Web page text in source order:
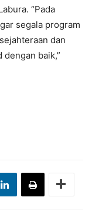
“Pada
segala program
dan
baik,”